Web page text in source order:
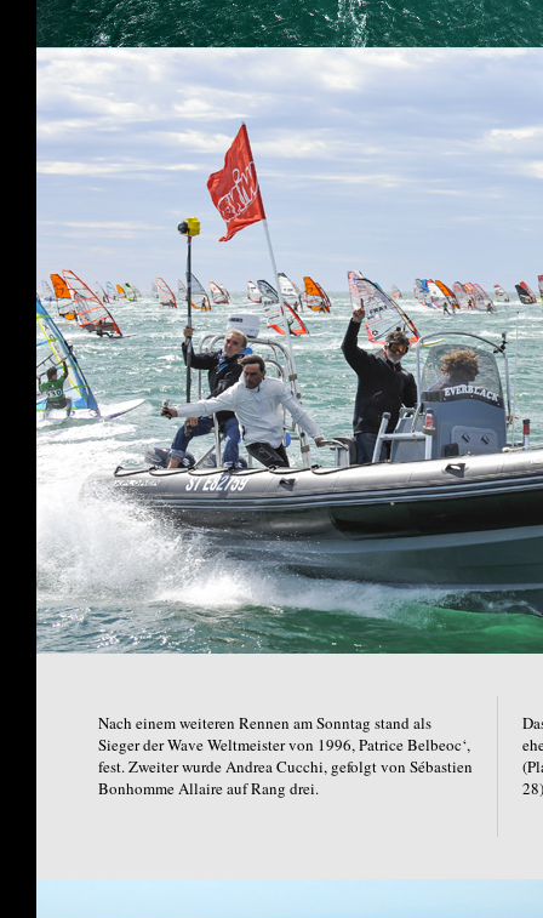
Nach einem weiteren Rennen am Sonntag stand als
Sieger der Wave Weltmeister von 1996, Patrice Belbeoc‘,
fest. Zweiter wurde Andrea Cucchi, gefolgt von Sébastien
Bonhomme Allaire auf Rang drei.